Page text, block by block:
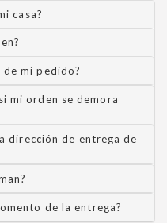
casa?
mi pedido?
mi orden se demora
dirección de entrega de
de la entrega?